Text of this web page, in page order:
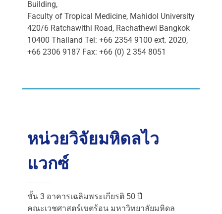
Building,
Faculty of Tropical Medicine, Mahidol University
420/6 Ratchawithi Road, Rachathewi Bangkok
10400 Thailand Tel: +66 2354 9100 ext. 2020,
+66 2306 9187 Fax: +66 (0) 2 354 8051
หน่วยวิจัยมหิดลไว
แวกซ์
ชั้น 3 อาคารเฉลิมพระเกียรติ 50 ปี
คณะเวชศาสตร์เขตร้อน มหาวิทยาลัยมหิดล